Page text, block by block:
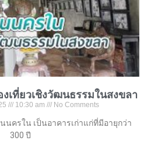
เที่ยวเชิงวัฒนธรรมในสงขลา
10:30 am No Comments
ครใน เป็นอาคารเก่าแก่ที่มีอายุกว่า
300 ปี